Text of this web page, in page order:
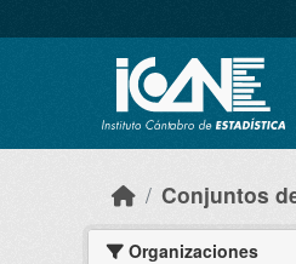
Conjuntos
Organizaciones